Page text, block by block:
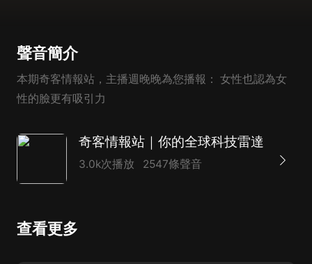
聲音簡介
本期奇客情報站，主播週晚晚為您播報： 女性也認為女
性的臉更有吸引力
奇客情報站｜你的全球科技雷達
3.0k次播放 2547條聲音
查看更多